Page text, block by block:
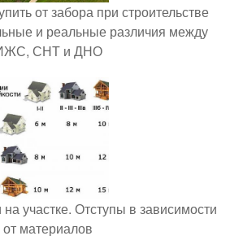
от забора при строительстве
и реальные различия между
СНТ и ДНО
участке. Отступы в зависимости
от материалов